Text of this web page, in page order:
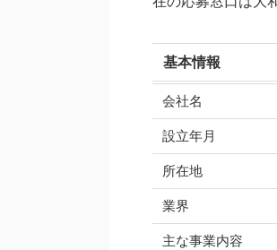
基本情報
会社名
設立年月
所在地
業界
主な事業内容